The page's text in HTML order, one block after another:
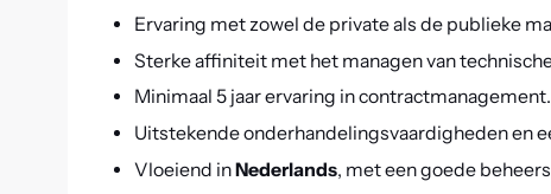
Ervaring met zowel de private als de publieke
Sterke affiniteit met het managen van
Minimaal 5 jaar ervaring in contractmanagement.
Uitstekende onderhandelingsvaardigheden en
Vloeiend inNederlands, met een goede